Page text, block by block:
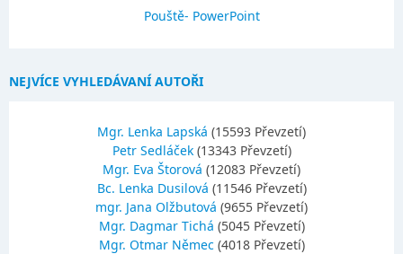
Pouště- PowerPoint
NEJVÍCE VYHLEDÁVANÍ AUTOŘI
Mgr. Lenka Lapská (15593 Převzetí)
Petr Sedláček (13343 Převzetí)
Mgr. Eva Štorová (12083 Převzetí)
Bc. Lenka Dusilová (11546 Převzetí)
mgr. Jana Olžbutová (9655 Převzetí)
Mgr. Dagmar Tichá (5045 Převzetí)
Mgr. Otmar Němec (4018 Převzetí)